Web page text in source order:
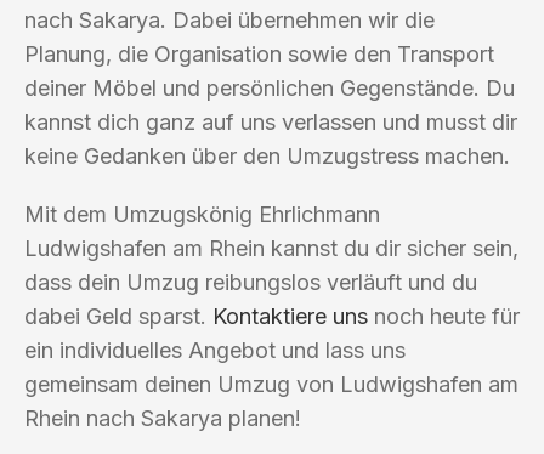
nach Sakarya. Dabei übernehmen wir die
Planung, die Organisation sowie den Transport
deiner Möbel und persönlichen Gegenstände. Du
kannst dich ganz auf uns verlassen und musst dir
keine Gedanken über den Umzugstress machen.
Mit dem Umzugskönig Ehrlichmann
Ludwigshafen am Rhein kannst du dir sicher sein,
dass dein Umzug reibungslos verläuft und du
dabei Geld sparst. Kontaktiere uns noch heute für
ein individuelles Angebot und lass uns
gemeinsam deinen Umzug von Ludwigshafen am
Rhein nach Sakarya planen!